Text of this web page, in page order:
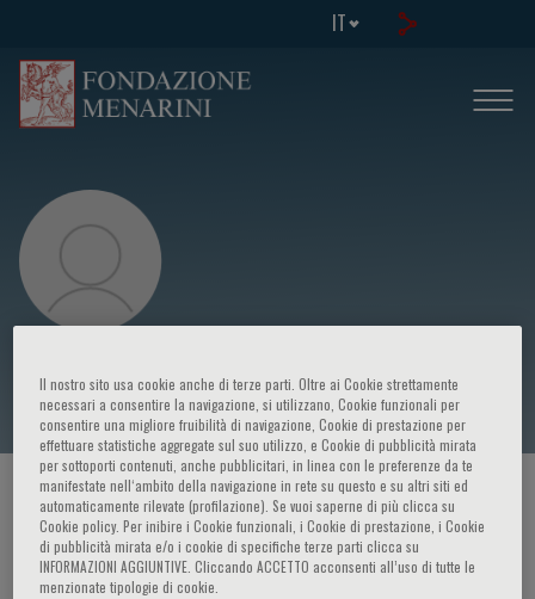
IT
Lorenzo Cerroni
HOME PAGE / CORSI ED EVENTI / RELATORE
Il nostro sito usa cookie anche di terze parti. Oltre ai Cookie strettamente
necessari a consentire la navigazione, si utilizzano, Cookie funzionali per
consentire una migliore fruibilità di navigazione, Cookie di prestazione per
effettuare statistiche aggregate sul suo utilizzo, e Cookie di pubblicità mirata
per sottoporti contenuti, anche pubblicitari, in linea con le preferenze da te
manifestate nell‘ambito della navigazione in rete su questo e su altri siti ed
automaticamente rilevate (profilazione). Se vuoi saperne di più clicca su
Cookie policy. Per inibire i Cookie funzionali, i Cookie di prestazione, i Cookie
di pubblicità mirata e/o i cookie di specifiche terze parti clicca su
INFORMAZIONI AGGIUNTIVE. Cliccando ACCETTO acconsenti all’uso di tutte le
menzionate tipologie di cookie.